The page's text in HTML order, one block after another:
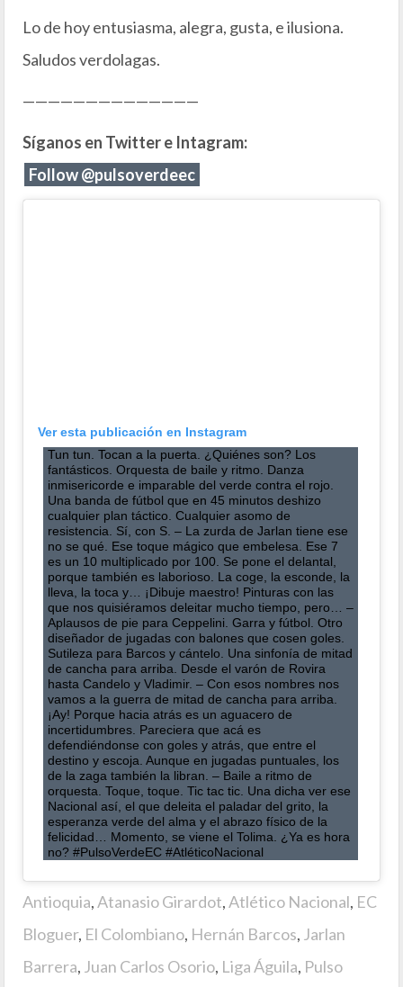
Lo de hoy entusiasma, alegra, gusta, e ilusiona.
Saludos verdolagas.
——————————————
Síganos en Twitter e Intagram:
Follow @pulsoverdeec
Ver esta publicación en Instagram
Tun tun. Tocan a la puerta. ¿Quiénes son? Los
fantásticos. Orquesta de baile y ritmo. Danza
inmisericorde e imparable del verde contra el rojo.
Una banda de fútbol que en 45 minutos deshizo
cualquier plan táctico. Cualquier asomo de
resistencia. Sí, con S. – La zurda de Jarlan tiene ese
no se qué. Ese toque mágico que embelesa. Ese 7
es un 10 multiplicado por 100. Se pone el delantal,
porque también es laborioso. La coge, la esconde, la
lleva, la toca y… ¡Dibuje maestro! Pinturas con las
que nos quisiéramos deleitar mucho tiempo, pero… –
Aplausos de pie para Ceppelini. Garra y fútbol. Otro
diseñador de jugadas con balones que cosen goles.
Sutileza para Barcos y cántelo. Una sinfonía de mitad
de cancha para arriba. Desde el varón de Rovira
hasta Candelo y Vladimir. – Con esos nombres nos
vamos a la guerra de mitad de cancha para arriba.
¡Ay! Porque hacia atrás es un aguacero de
incertidumbres. Pareciera que acá es
defendiéndonse con goles y atrás, que entre el
destino y escoja. Aunque en jugadas puntuales, los
de la zaga también la libran. – Baile a ritmo de
orquesta. Toque, toque. Tic tac tic. Una dicha ver ese
Nacional así, el que deleita el paladar del grito, la
esperanza verde del alma y el abrazo físico de la
felicidad… Momento, se viene el Tolima. ¿Ya es hora
no? #PulsoVerdeEC #AtléticoNacional
Antioquia,Atanasio Girardot,Atlético Nacional, EC
Bloguer, El Colombiano, Hernán Barcos, Jarlan
Barrera, Juan Carlos Osorio, Liga Águila, Pulso